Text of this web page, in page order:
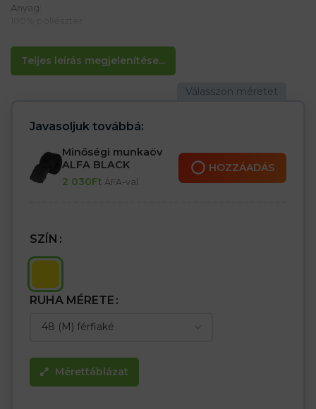
Teljes leírás megjelenítése...
Anyag:
Jellemzők:
– Hálós mellény fényvisszaverő csíkokkal
– Rögzítés cipzárral
Javasoljuk továbbá:
Minőségi munkaöv
ALFA BLACK
2 030Ft ÁFA-val
HOZZÁADÁS
SZÍN
RUHA MÉRETE
Mérettáblázat